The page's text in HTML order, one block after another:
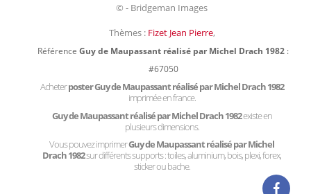
© - Bridgeman Images
Thèmes : Fizet Jean Pierre,
Référence Guy de Maupassant réalisé par Michel Drach 1982 :
#67050
Acheterposter Guy de Maupassant réalisé par Michel Drach 1982
imprimée en france.
Guy de Maupassant réalisé par Michel Drach 1982existe en
plusieurs dimensions.
Vous pouvez imprimerGuy de Maupassant réalisé par Michel
Drach 1982sur différents supports : toiles, aluminium, bois, plexi, forex,
sticker ou bache.